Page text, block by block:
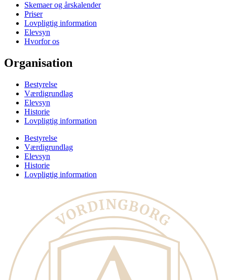
Skemaer og årskalender
Priser
Lovpligtig information
Elevsyn
Hvorfor os
Organisation
Bestyrelse
Værdigrundlag
Elevsyn
Historie
Lovpligtig information
Bestyrelse
Værdigrundlag
Elevsyn
Historie
Lovpligtig information